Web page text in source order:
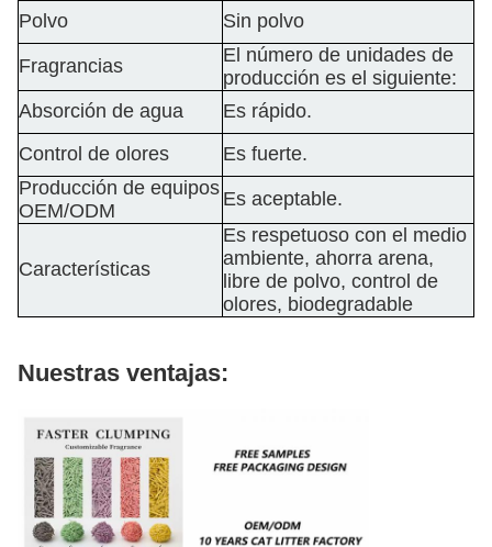
Polvo
Sin polvo
Fragrancias
El número de unidades de
producción es el siguiente:
Absorción de agua
Es rápido.
Control de olores
Es fuerte.
Producción de equipos
OEM/ODM
Es aceptable.
Características
Es respetuoso con el medio
ambiente, ahorra arena,
libre de polvo, control de
olores, biodegradable
Nuestras ventajas: